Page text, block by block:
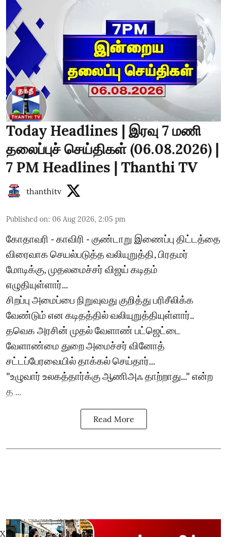
Today Headlines | இரவு 7 மணி
தலைப்புச் செய்திகள் (06.08.2026) |
7 PM Headlines | Thanthi TV
thanthitv
Published on: 06 Aug 2026, 2:05 pm
கோதாவரி - காவிரி - குண்டாறு இணைப்பு திட்டத்தை
விரைவாக செயல்படுத்த வலியுறுத்தி, பிரதமர்
மோடிக்கு, முதலமைச்சர் விஜய் கடிதம்
எழுதியுள்ளார்...
சிறப்பு அமைப்பை நிறுவுவது குறித்து பரிசீலிக்க
வேண்டும் என கடிதத்தில் வலியுறுத்தியுள்ளார்..
தவெக அரசின் முதல் வேளாண் பட்ஜெட்டை
வேளாண்மை துறை அமைச்சர் வினோத்
சட்டப்பேரவையில் தாக்கல் செய்தார்...
"உழுவார் உலகத்தார்க்கு ஆணிஅஃ தாற்றாது..." என்ற
த ...
Read More
X